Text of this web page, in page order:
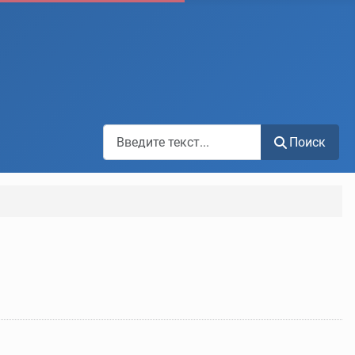
Поиск по сайту
Поиск